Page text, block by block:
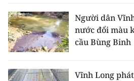
Người dân
nước đổi màu
cầu Bùng Binh
Vĩnh Long